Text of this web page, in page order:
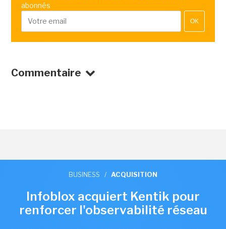
abonnés
OK
Commentaire
BUSINESS / ACQUISITION
Infoblox acquiert Kentik pour
renforcer l'observabilité réseau